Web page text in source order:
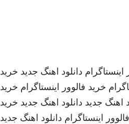
اینستاگرام دانلود اهنگ جدید خرید
خرید فالوور اینستاگرام خرید
اهنگ جدید دانلود اهنگ جدید خرید
اینستاگرام دانلود اهنگ جدید